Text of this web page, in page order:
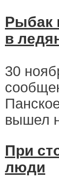
Рыбак
в
30
вышел
При
люди